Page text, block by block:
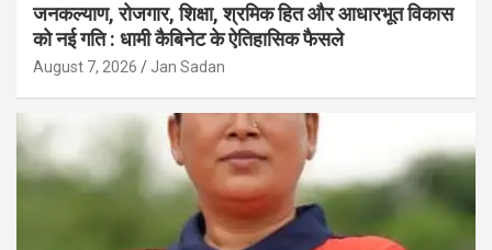
जनकल्याण, रोजगार, शिक्षा, श्रमिक हित और आधारभूत विकास
को नई गति : धामी कैबिनेट के ऐतिहासिक फैसले
August 7, 2026 Jan Sadan